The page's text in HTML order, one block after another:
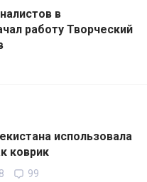
в
работу Творческий
использовала
коврик
99